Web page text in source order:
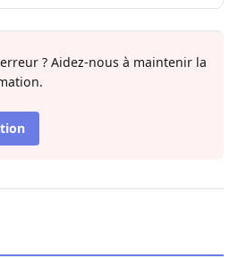
? Aidez-nous à maintenir la